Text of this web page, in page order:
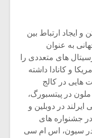
و ایجاد ارتباط بین
به عنوان
های متعددی را‌
و کانادا داشته
هایی در کالج
در پیتسبورگ،
ایرلند در دوبلین و
در جشنواره های
در سیون، اس ام سی